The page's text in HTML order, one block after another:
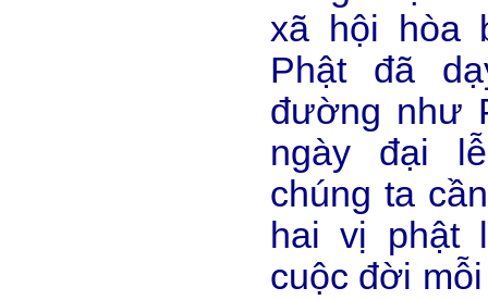
xã hội hòa
Phật đã
đường như
ngày đại
chúng ta
hai vị phật
cuộc đời